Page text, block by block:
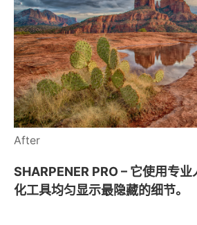
After
SHARPENER PRO – 它使用专
化工具均匀显示最隐藏的细节。